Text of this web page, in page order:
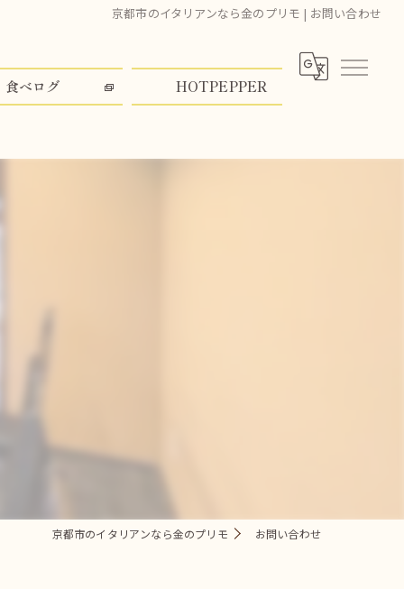
京都市のイタリアンなら金のプリモ | お問い合わせ
食べログ HOTPEPPER
京都市のイタリアンなら金のプリモ お問い合わせ